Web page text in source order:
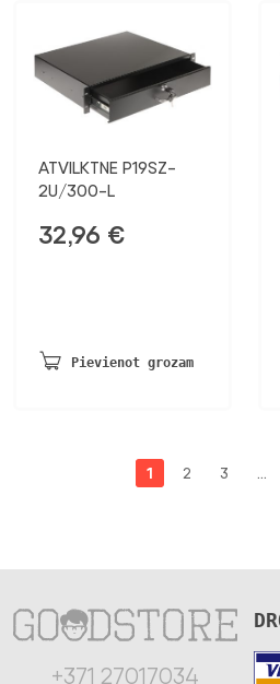
ATVILKTNE P19SZ-
2U/300-L
32,96 €
Pievienot grozam
1 2 3 …
+371 27017034